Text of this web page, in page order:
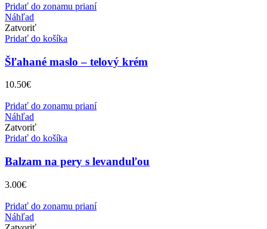
Pridať do zonamu prianí
Náhľad
Zatvoriť
Pridať do košíka
Šľahané maslo – telový krém
10.50€
Pridať do zonamu prianí
Náhľad
Zatvoriť
Pridať do košíka
Balzam na pery s levanduľou
3.00€
Pridať do zonamu prianí
Náhľad